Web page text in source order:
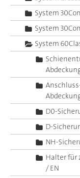
System
System
System
D0-
D-
NH-
Halter für
/ EN